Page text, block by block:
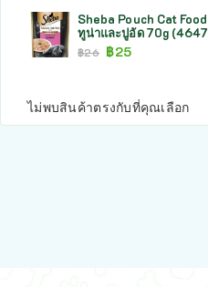
Sheba Pouch Cat
ทูน่าและปูอัด 70g
฿26 ฿25
ไม่พบสินค้าตรงกับที่คุณเลือก